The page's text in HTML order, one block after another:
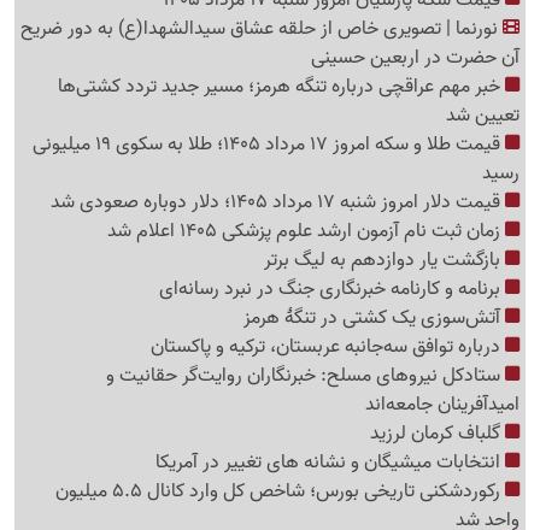
نورنما | تصویری خاص از حلقه عشاق سیدالشهدا(ع) به دور ضریح
آن حضرت در اربعین حسینی
خبر مهم عراقچی درباره تنگه هرمز؛ مسیر جدید تردد کشتی‌ها
تعیین شد
قیمت طلا و سکه امروز 17 مرداد 1405؛ طلا به سکوی 19 میلیونی
رسید
قیمت دلار امروز شنبه 17 مرداد 1405؛ دلار دوباره صعودی شد
زمان ثبت نام آزمون ارشد علوم پزشکی 1405 اعلام شد
بازگشت یار دوازدهم به لیگ برتر
برنامه و کارنامه خبرنگاری جنگ در نبرد رسانه‌ای
آتش‌سوزی یک کشتی در تنگهٔ هرمز
درباره توافق سه‌جانبه عربستان، ترکیه و پاکستان
ستادکل نیروهای مسلح: خبرنگاران روایت‌گر حقانیت و
امیدآفرینان جامعه‌اند
گلباف کرمان لرزید
انتخابات میشیگان و نشانه های تغییر در آمریکا
رکوردشکنی تاریخی بورس؛ شاخص کل وارد کانال 5.5 میلیون
واحد شد